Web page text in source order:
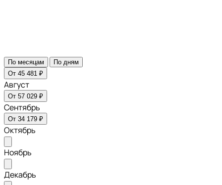
По месяцам
По дням
От 45 481 ₽
Август
От 57 029 ₽
Сентябрь
От 34 179 ₽
Октябрь
Ноябрь
Декабрь